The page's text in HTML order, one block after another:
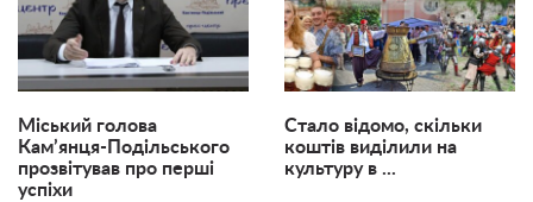
Міський голова
Кам’янця-Подільського
прозвітував про перші
успіхи
Стало відомо, скільки
коштів виділили на
культуру в ...